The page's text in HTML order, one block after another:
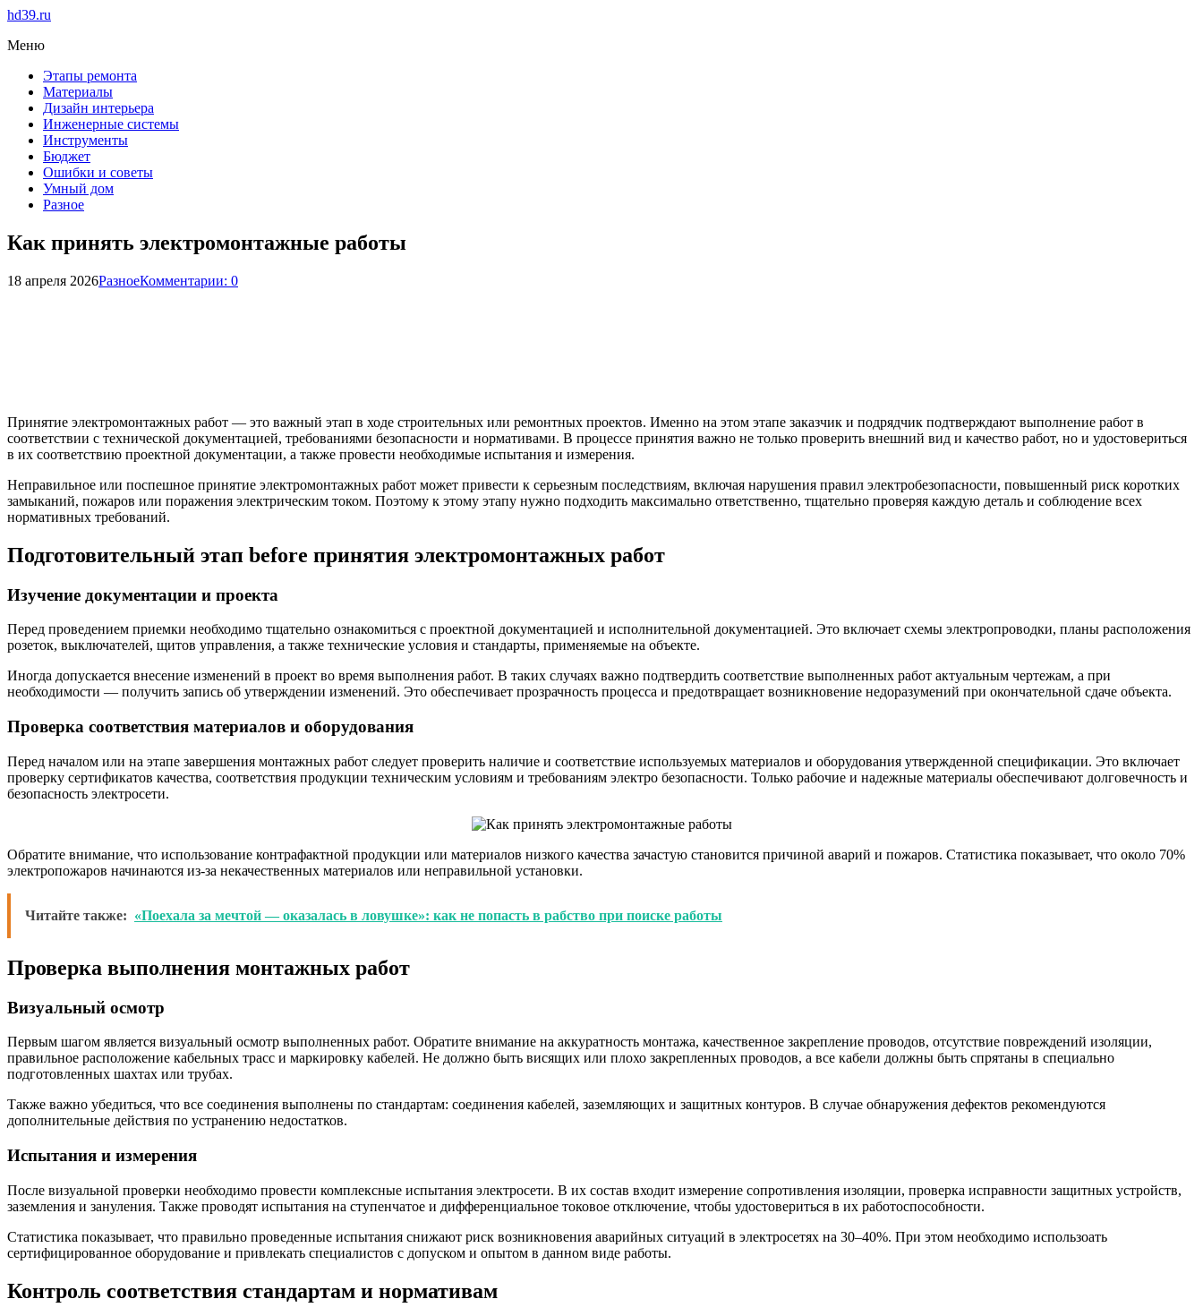
hd39.ru
Меню
Этапы ремонта
Материалы
Дизайн интерьера
Инженерные системы
Инструменты
Бюджет
Ошибки и советы
Умный дом
Разное
Как принять электромонтажные работы
18 апреля 2026РазноеКомментарии: 0
Принятие электромонтажных работ — это важный этап в ходе строительных или ремонтных проектов. Именно на этом этапе заказчик и подрядчик подтверждают выполнение работ в
соответствии с технической документацией, требованиями безопасности и нормативами. В процессе принятия важно не только проверить внешний вид и качество работ, но и удостовериться
в их соответствию проектной документации, а также провести необходимые испытания и измерения.
Неправильное или поспешное принятие электромонтажных работ может привести к серьезным последствиям, включая нарушения правил электробезопасности, повышенный риск коротких
замыканий, пожаров или поражения электрическим током. Поэтому к этому этапу нужно подходить максимально ответственно, тщательно проверяя каждую деталь и соблюдение всех
нормативных требований.
Подготовительный этап before принятия электромонтажных работ
Изучение документации и проекта
Перед проведением приемки необходимо тщательно ознакомиться с проектной документацией и исполнительной документацией. Это включает схемы электропроводки, планы расположения
розеток, выключателей, щитов управления, а также технические условия и стандарты, применяемые на объекте.
Иногда допускается внесение изменений в проект во время выполнения работ. В таких случаях важно подтвердить соответствие выполненных работ актуальным чертежам, а при
необходимости — получить запись об утверждении изменений. Это обеспечивает прозрачность процесса и предотвращает возникновение недоразумений при окончательной сдаче объекта.
Проверка соответствия материалов и оборудования
Перед началом или на этапе завершения монтажных работ следует проверить наличие и соответствие используемых материалов и оборудования утвержденной спецификации. Это включает
проверку сертификатов качества, соответствия продукции техническим условиям и требованиям электро безопасности. Только рабочие и надежные материалы обеспечивают долговечность и
безопасность электросети.
Обратите внимание, что использование контрафактной продукции или материалов низкого качества зачастую становится причиной аварий и пожаров. Статистика показывает, что около 70%
электропожаров начинаются из-за некачественных материалов или неправильной установки.
Читайте также: «Поехала за мечтой — оказалась в ловушке»: как не попасть в рабство при поиске работы
Проверка выполнения монтажных работ
Визуальный осмотр
Первым шагом является визуальный осмотр выполненных работ. Обратите внимание на аккуратность монтажа, качественное закрепление проводов, отсутствие повреждений изоляции,
правильное расположение кабельных трасс и маркировку кабелей. Не должно быть висящих или плохо закрепленных проводов, а все кабели должны быть спрятаны в специально
подготовленных шахтах или трубах.
Также важно убедиться, что все соединения выполнены по стандартам: соединения кабелей, заземляющих и защитных контуров. В случае обнаружения дефектов рекомендуются
дополнительные действия по устранению недостатков.
Испытания и измерения
После визуальной проверки необходимо провести комплексные испытания электросети. В их состав входит измерение сопротивления изоляции, проверка исправности защитных устройств,
заземления и зануления. Также проводят испытания на ступенчатое и дифференциальное токовое отключение, чтобы удостовериться в их работоспособности.
Статистика показывает, что правильно проведенные испытания снижают риск возникновения аварийных ситуаций в электросетях на 30–40%. При этом необходимо использоать
сертифицированное оборудование и привлекать специалистов с допуском и опытом в данном виде работы.
Контроль соответствия стандартам и нормативам